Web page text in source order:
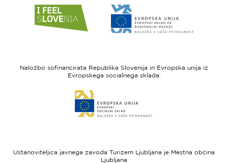
do
spletne
Slovenia
do
spletne
-
regionalni
Naložbo sofinancirata Republika Slovenija in Evropska unija iz
Evropskega socialnega sklada.
do
spletne
sklad
Ustanoviteljica javnega zavoda Turizem Ljubljana je Mestna občina
Ljubljana